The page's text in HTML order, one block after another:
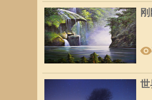
的品格，所以在急难时能挑大任
眼睑修长，眼瞳大而黑，位置略
世